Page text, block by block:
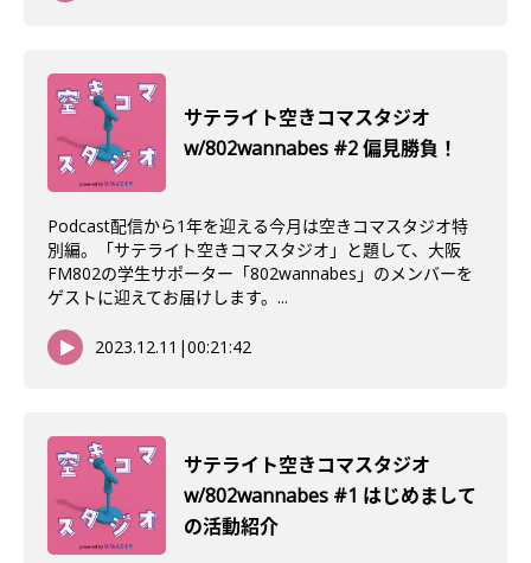
サテライト空きコマスタジオ
w/802wannabes #2 偏見勝負！
Podcast配信から1年を迎える今月は空きコマスタジオ特
別編。「サテライト空きコマスタジオ」と題して、大阪
FM802の学生サポーター「802wannabes」のメンバーを
ゲストに迎えてお届けします。...
2023.12.11 |00:21:42
サテライト空きコマスタジオ
w/802wannabes #1 はじめまして
の活動紹介